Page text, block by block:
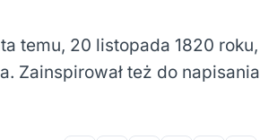
temu, 20 listopada 1820 roku,
Zainspirował też do napisania